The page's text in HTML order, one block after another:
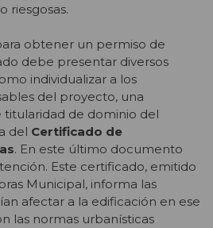
riesgosas.
obtener un permiso de
debe presentar diversos
individualizar a los
del proyecto, una
titularidad de dominio del
del Certificado de
. En este último documento
Este certificado, emitido
Municipal, informa las
afectar a la edificación en ese
las normas urbanísticas